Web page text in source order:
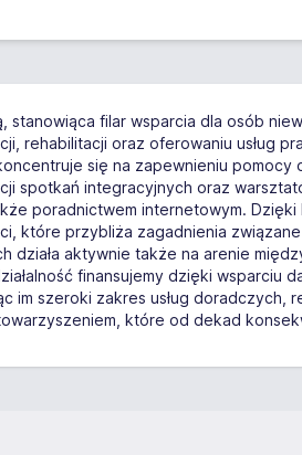
filar wsparcia dla osób
rehabilitacji oraz oferowaniu usług
się na zapewnieniu
spotkań integracyjnych oraz
poradnictwem internetowym.
które przybliża zagadnienia
aktywnie także na arenie
finansujemy dzięki wsparciu
szeroki zakres usług doradczych,
które od dekad